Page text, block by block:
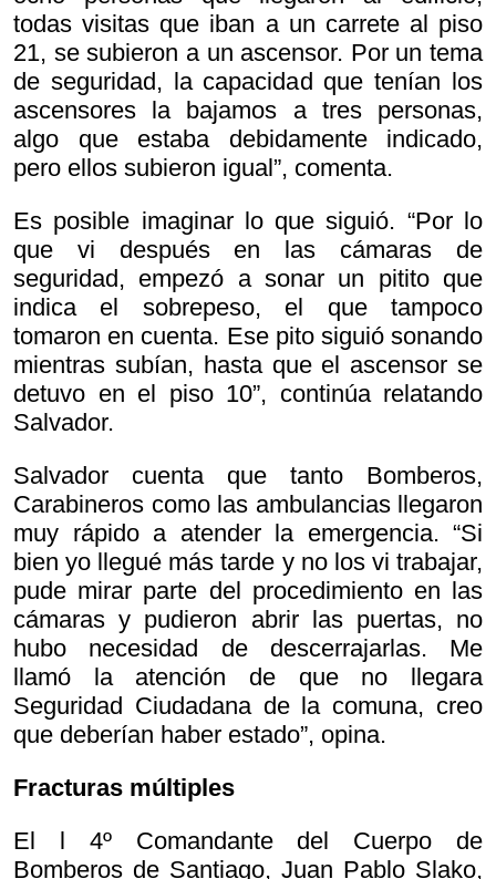
todas visitas que iban a un carrete al piso
21, se subieron a un ascensor. Por un tema
de seguridad, la capacidad que tenían los
ascensores la bajamos a tres personas,
algo que estaba debidamente indicado,
pero ellos subieron igual”, comenta.
Es posible imaginar lo que siguió. “Por lo
que vi después en las cámaras de
seguridad, empezó a sonar un pitito que
indica el sobrepeso, el que tampoco
tomaron en cuenta. Ese pito siguió sonando
mientras subían, hasta que el ascensor se
detuvo en el piso 10”, continúa relatando
Salvador.
Salvador cuenta que tanto Bomberos,
Carabineros como las ambulancias llegaron
muy rápido a atender la emergencia. “Si
bien yo llegué más tarde y no los vi trabajar,
pude mirar parte del procedimiento en las
cámaras y pudieron abrir las puertas, no
hubo necesidad de descerrajarlas. Me
llamó la atención de que no llegara
Seguridad Ciudadana de la comuna, creo
que deberían haber estado”, opina.
Fracturas múltiples
El l 4º Comandante del Cuerpo de
Bomberos de Santiago, Juan Pablo Slako,